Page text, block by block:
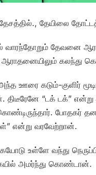
தேயிலை
தேவனை
கலந்து
ஊரை கடும்-குளிர்
திடீரேனே “டக் டக்”
போதகர்
என்று வரவேற்றான்.
உள்ளே வந்து
அமர்ந்து கொண்டான்.